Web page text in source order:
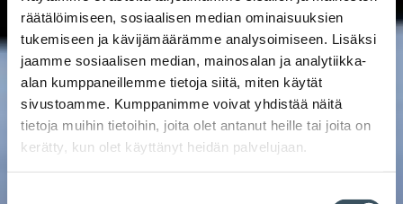
räätälöimiseen, sosiaalisen median ominaisuuksien
tukemiseen ja kävijämäärämme analysoimiseen. Lisäksi
jaamme sosiaalisen median, mainosalan ja analytiikka-
alan kumppaneillemme tietoja siitä, miten käytät
sivustoamme. Kumppanimme voivat yhdistää näitä
tietoja muihin tietoihin, joita olet antanut heille tai joita on
kerätty, kun olet käyttänyt heidän palvelujaan.